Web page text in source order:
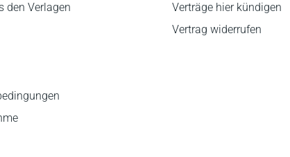
den Verlagen
Verträge hier kündigen
Vertrag widerrufen